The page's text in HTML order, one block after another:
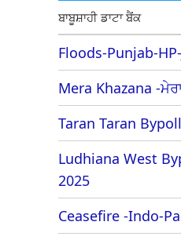
ਬਾਬੂਸ਼ਾਹੀ ਡਾਟਾ ਬੈਂਕ
Floods-Punjab-
Mera Khazana -
Taran Taran
Ludhiana West
2025
Ceasefire -Indo-